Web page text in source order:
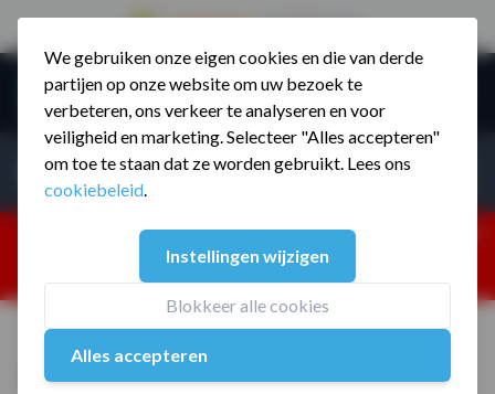
We gebruiken onze eigen cookies en die van derde
partijen op onze website om uw bezoek te
verbeteren, ons verkeer te analyseren en voor
veiligheid en marketing. Selecteer "Alles accepteren"
om toe te staan dat ze worden gebruikt. Lees ons
cookiebeleid.
Instellingen wijzigen
Blokkeer alle cookies
Alles accepteren
Ga naar de inhoud
Menu
Producten zoeken...
25% korting ivm vakantiesluiting. Gebruik code:
ZOMERMP. muv vloeren, fitnesstoestellen, boksartikelen,
zakelijk en dealer inlog. Verzending vanaf 19 aug.
Home / MP6092 T6 Spreader bar
MP6092 T6 Spreader bar